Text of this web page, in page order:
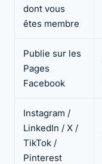
dont vous
êtes membre
Publie sur les
Pages
Facebook
Instagram /
LinkedIn / X /
TikTok /
Pinterest